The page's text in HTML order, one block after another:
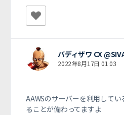
バディザワ CX
2022年8月17日 01:03
AAWSのサーバーを利用して
ることが備わってますよ